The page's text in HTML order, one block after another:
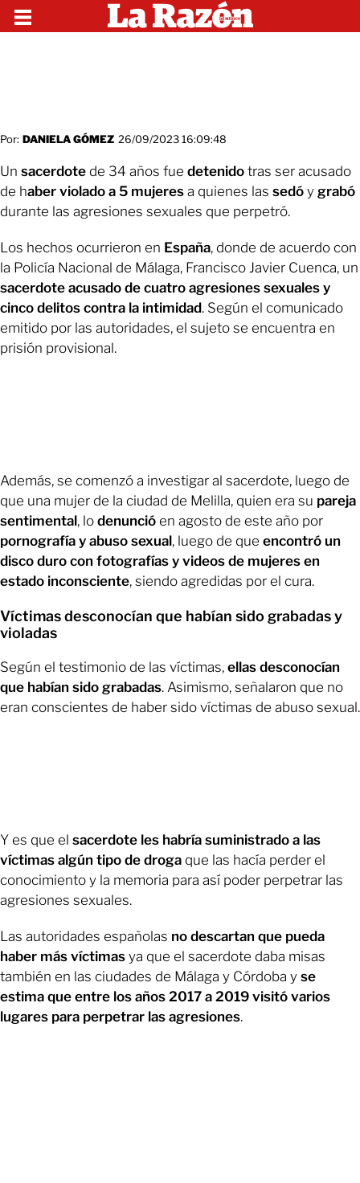
Por: DANIELA GÓMEZ 26/09/2023 16:09:48
Un sacerdote de 34 años fue detenido tras ser acusado
de haber violado a 5 mujeres a quienes las sedó y grabó
durante las agresiones sexuales que perpetró.
Los hechos ocurrieron en España, donde de acuerdo con
la Policía Nacional de Málaga, Francisco Javier Cuenca, un
sacerdote acusado de cuatro agresiones sexuales y
cinco delitos contra la intimidad. Según el comunicado
emitido por las autoridades, el sujeto se encuentra en
prisión provisional.
Además, se comenzó a investigar al sacerdote, luego de
que una mujer de la ciudad de Melilla, quien era su pareja
sentimental, lo denunció en agosto de este año por
pornografía y abuso sexual, luego de que encontró un
disco duro con fotografías y videos de mujeres en
estado inconsciente, siendo agredidas por el cura.
Víctimas desconocían que habían sido grabadas y
violadas
Según el testimonio de las víctimas, ellas desconocían
que habían sido grabadas. Asimismo, señalaron que no
eran conscientes de haber sido víctimas de abuso sexual.
Y es que el sacerdote les habría suministrado a las
víctimas algún tipo de droga que las hacía perder el
conocimiento y la memoria para así poder perpetrar las
agresiones sexuales.
Las autoridades españolas no descartan que pueda
haber más víctimas ya que el sacerdote daba misas
también en las ciudades de Málaga y Córdoba y se
estima que entre los años 2017 a 2019 visitó varios
lugares para perpetrar las agresiones.